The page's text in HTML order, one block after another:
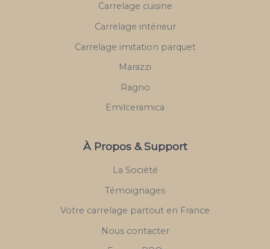
Carrelage cuisine
Carrelage intérieur
Carrelage imitation parquet
Marazzi
Ragno
Emilceramica
À Propos & Support
La Société
Témoignages
Votre carrelage partout en France
Nous contacter